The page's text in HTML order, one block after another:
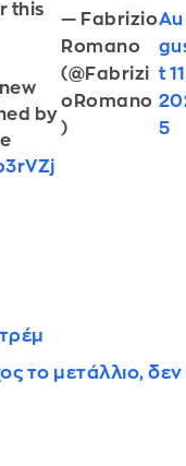
this
by
— Fabrizio
Romano
(@Fabrizi
oRomano
)
Au
t
5
το μετάλλιο, δεν